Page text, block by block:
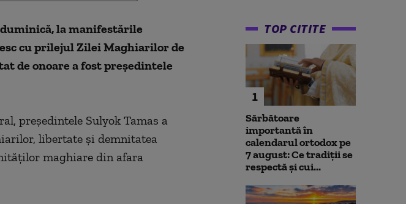
la manifestările
cu prilejul Zilei Maghiarilor de
de onoare a fost preşedintele
preşedintele Sulyok Tamas a
libertate şi demnitatea
maghiare din afara
TOP CITITE
1
Sărbătoare
importantă în
calendarul ortodox pe
7 august: Ce tradiții se
respectă și cui...